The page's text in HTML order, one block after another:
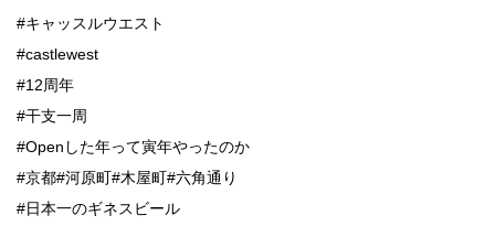
#キャッスルウエスト
#castlewest
#12周年
#干支一周
#Openした年って寅年やったのか
#京都#河原町#木屋町#六角通り
#日本一のギネスビール